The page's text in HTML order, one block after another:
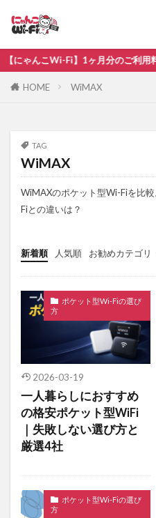
ゃんこWi-Fi】1ヶ月分のご利用料金
HOME WiMAX
TAG
WiMAX
WiMAXのポケット型Wi-Fiを比
Fiとの違いは？
新着順 人気順 お勧めカテゴリ
ポケット型Wi-Fiの選び
方
2026-03-19
一人暮らしにおすすめ
の格安ポケット型WiFi
｜失敗しない選び方と
厳選4社
ポケット型Wi-Fiの選び
方
比較 無制限
タグ
au
ホームルーター
ポ
ポケット型Wi-Fi ドコモ